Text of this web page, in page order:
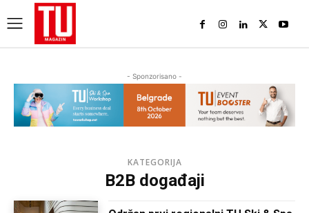
- Sponzorisano -
KATEGORIJA
B2B događaji